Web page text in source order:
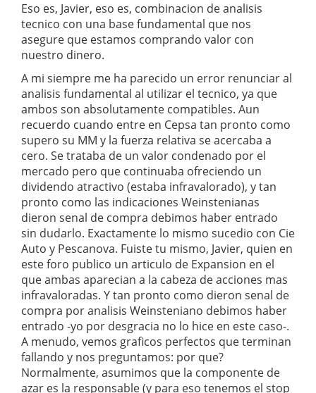
Eso es, Javier, eso es, combinacion de analisis
tecnico con una base fundamental que nos
asegure que estamos comprando valor con
nuestro dinero.
A mi siempre me ha parecido un error renunciar al
analisis fundamental al utilizar el tecnico, ya que
ambos son absolutamente compatibles. Aun
recuerdo cuando entre en Cepsa tan pronto como
supero su MM y la fuerza relativa se acercaba a
cero. Se trataba de un valor condenado por el
mercado pero que continuaba ofreciendo un
dividendo atractivo (estaba infravalorado), y tan
pronto como las indicaciones Weinstenianas
dieron senal de compra debimos haber entrado
sin dudarlo. Exactamente lo mismo sucedio con Cie
Auto y Pescanova. Fuiste tu mismo, Javier, quien en
este foro publico un articulo de Expansion en el
que ambas aparecian a la cabeza de acciones mas
infravaloradas. Y tan pronto como dieron senal de
compra por analisis Weinsteniano debimos haber
entrado -yo por desgracia no lo hice en este caso-.
A menudo, vemos graficos perfectos que terminan
fallando y nos preguntamos: por que?
Normalmente, asumimos que la componente de
azar es la responsable (y para eso tenemos el stop